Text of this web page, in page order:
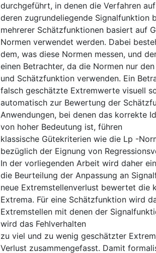
durchgeführt, in denen die Verfahren
deren zugrundeliegende Signalfunktion
mehrerer Schätzfunktionen basiert auf
Normen verwendet werden. Dabei
dem, was diese Normen messen, und
einen Betrachter, da die Normen nur
und Schätzfunktion verwenden. Ein
falsch geschätzte Extremwerte visuell
automatisch zur Bewertung der
Anwendungen, bei denen das korrekte
von hoher Bedeutung ist, führen
klassische Gütekriterien wie die Lp -
bezüglich der Eignung von
In der vorliegenden Arbeit wird daher
die Beurteilung der Anpassung an
neue Extremstellenverlust bewertet die
Extrema. Für eine Schätzfunktion wird
Extremstellen mit denen der
wird das Fehlverhalten
zu viel und zu wenig geschätzter
Verlust zusammengefasst. Damit